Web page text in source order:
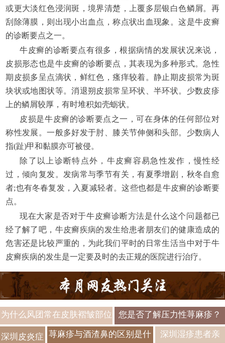
或更大淡红色浸润斑，境界清楚，上覆多层银白色鳞屑。再
刮除薄膜，则出现小出血点，称点状出血现象。这是牛皮癣
的诊断要点之一。
牛皮癣的诊断要点有很多，根据病情的发展状况来说，
皮损形态也是牛皮癣的诊断要点，其表现为多种形式。急性
期皮损多呈点滴状，鲜红色，瘙痒较着。静止期皮损常为斑
块状或地图状等。消退朔皮损常呈环状、半环状。少数皮疹
上的鳞屑较厚，有时堆积如壳蛎状。
皮损是牛皮癣的诊断要点之一，可在身体的任何部位对
称性发展。一般多好发于肘、膝关节伸侧和头部。少数病人
指(趾)甲和黏膜亦可被侵。
除了以上诊断特点外，牛皮癣容易急性发作，慢性经
过，倾向复发。发病常与季节有关，有夏季增剧，秋冬自愈
者;也有冬春复发，入夏减轻者。这些也都是牛皮癣的诊断要
点。
现在大家是否对于牛皮癣诊断方法是什么这个问题都已
经了解了吧，牛皮癣疾病的发生给患者朋友们的健康造成的
危害还是比较严重的，为此我们平时的日常生活当中对于牛
皮癣疾病的发生是一定要及时的去正规的医院进行治疗。
为什么风团常在皮肤褶皱部位
更易出现
您是否了解压力性荨麻疹？
深圳皮炎症 荨麻疹与酒渣鼻的区别是什
深圳湿疹患者亲